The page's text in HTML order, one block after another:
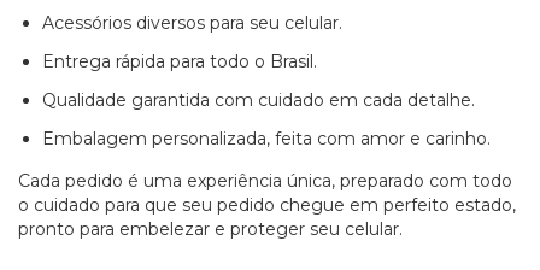
Acessórios diversos para seu celular.
Entrega rápida para todo o Brasil.
Qualidade garantida com cuidado em cada detalhe.
Embalagem personalizada, feita com amor e carinho.
Cada pedido é uma experiência única, preparado com todo
o cuidado para que seu pedido chegue em perfeito estado,
pronto para embelezar e proteger seu celular.